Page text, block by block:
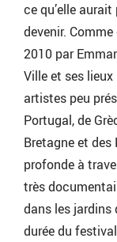
ce qu’elle
devenir.
2010 par
Ville et ses
artistes peu
Portugal, de
Bretagne et des
profonde à
très
dans les jardins
durée du